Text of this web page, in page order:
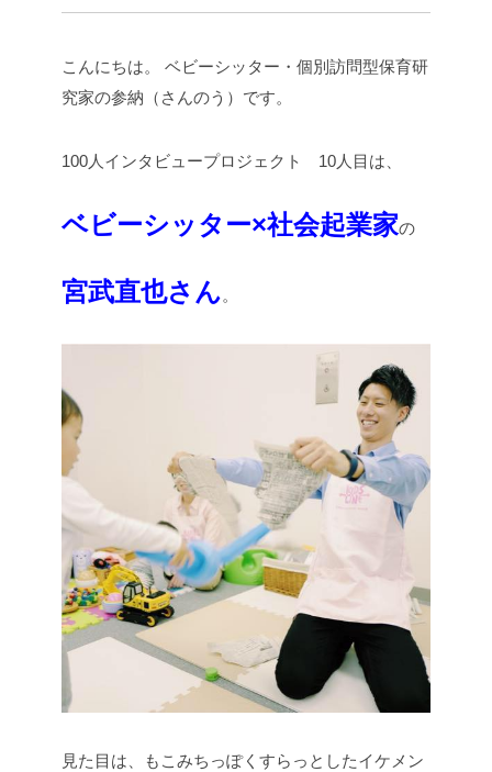
こんにちは。
ベビーシッター・個別訪問型保育研
究家の参納（さんのう）です。
100人インタビュープロジェクト 10人目は、
ベビーシッター×社会起業家の
宮武直也さん。
見た目は、もこみちっぽくすらっとしたイケメン